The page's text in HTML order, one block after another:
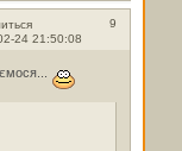
9
24 21:50:08